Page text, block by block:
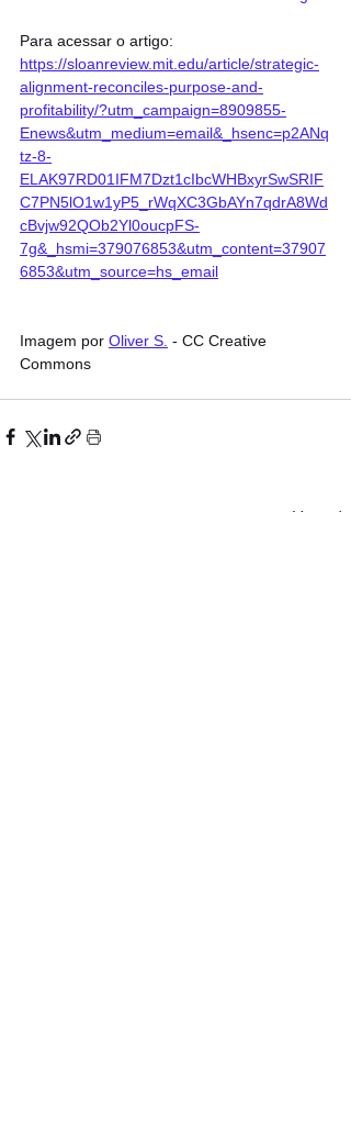
Para acessar o artigo:
https://sloanreview.mit.edu/article/strategic-
alignment-reconciles-purpose-and-
profitability/?utm_campaign=8909855-
Enews&utm_medium=email&_hsenc=p2ANq
tz-8-
ELAK97RD01IFM7Dzt1cIbcWHBxyrSwSRIF
C7PN5lO1w1yP5_rWqXC3GbAYn7qdrA8Wd
cBvjw92QOb2Yl0oucpFS-
7g&_hsmi=379076853&utm_content=37907
6853&utm_source=hs_email
Imagem por Oliver S. - CC Creative
Commons
Ver tudo